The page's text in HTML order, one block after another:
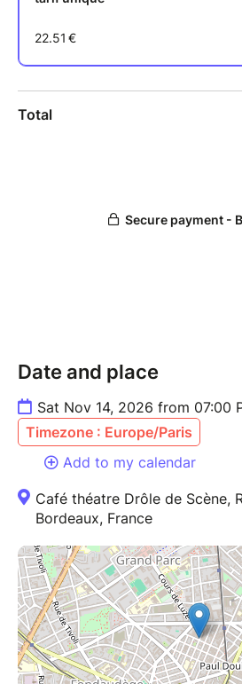
spectacle, ouverture des portes
seance.
Accès tram C - arret Paul
Date and place
Sat Nov 14, 2026 from 07:00
Timezone : Europe/Paris
Add to my calendar
Café théatre Drôle de Scène,
Bordeaux, France